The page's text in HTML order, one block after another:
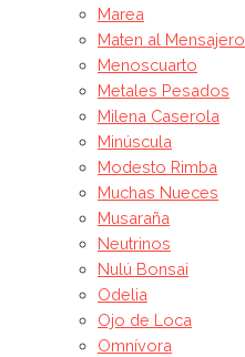
Marea
Maten al Mensajero
Menoscuarto
Metales Pesados
Milena Caserola
Minúscula
Modesto Rimba
Muchas Nueces
Musaraña
Neutrinos
Nulú Bonsai
Odelia
Ojo de Loca
Omnívora